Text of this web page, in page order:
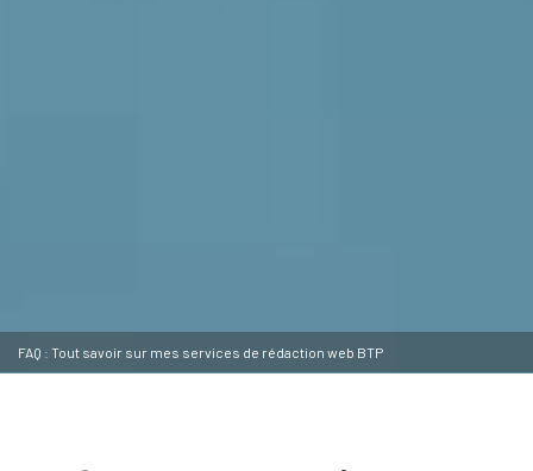
FAQ : Tout savoir sur mes services de rédaction web BTP